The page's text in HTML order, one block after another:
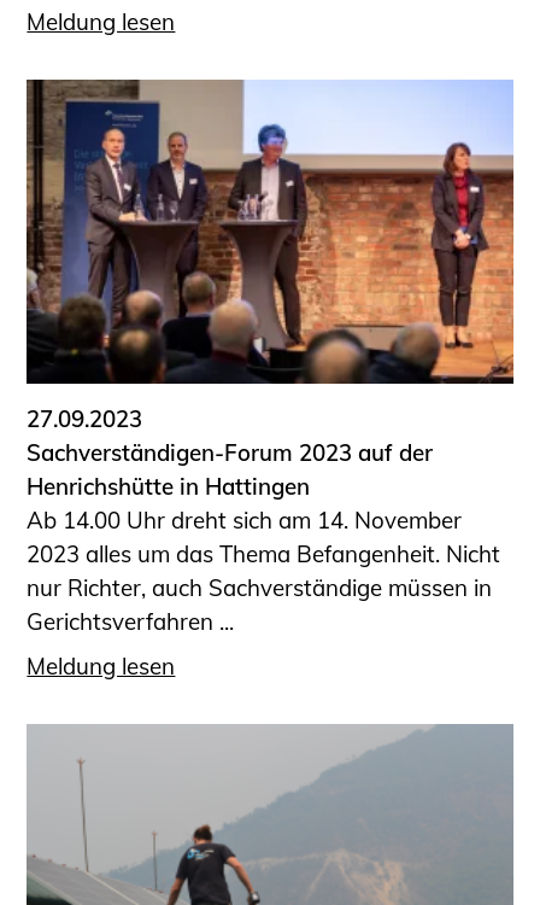
Meldung lesen
27.09.2023
Sachverständigen-Forum 2023 auf der
Henrichshütte in Hattingen
Ab 14.00 Uhr dreht sich am 14. November
2023 alles um das Thema Befangenheit. Nicht
nur Richter, auch Sachverständige müssen in
Gerichtsverfahren ...
Meldung lesen